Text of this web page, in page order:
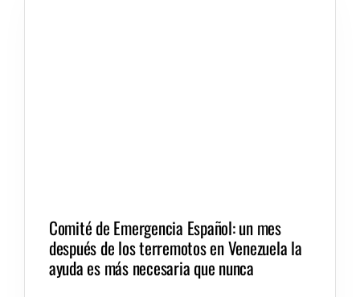
Comité de Emergencia Español: un mes
después de los terremotos en Venezuela la
ayuda es más necesaria que nunca